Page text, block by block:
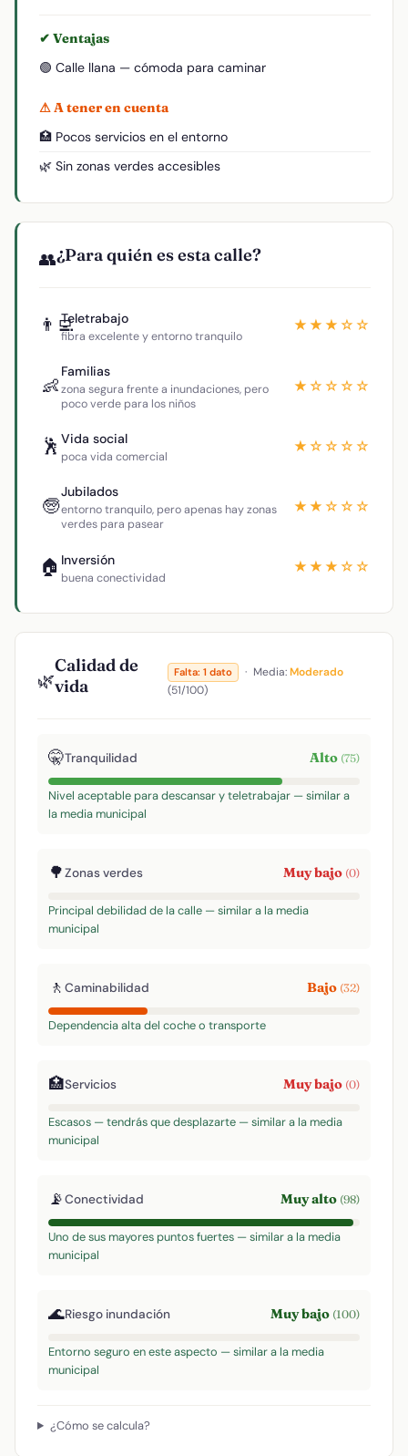
✔ Ventajas
🟢 Calle llana — cómoda para caminar
⚠ A tener en cuenta
🏥 Pocos servicios en el entorno
🌿 Sin zonas verdes accesibles
👥¿Para quién es esta calle?
👨‍💻Teletrabajo
fibra excelente y entorno tranquilo
★★★☆☆
👶
Familias
zona segura frente a inundaciones, pero
poco verde para los niños
★☆☆☆☆
🕺 Vida social
poca vida comercial
★☆☆☆☆
🧓
Jubilados
entorno tranquilo, pero apenas hay zonas
verdes para pasear
★★☆☆☆
🏠 Inversión
buena conectividad
★★★☆☆
🌿
Calidad de
vida
Falta: 1 dato · Media:Moderado
(51/100)
🤫Tranquilidad Alto (75)
Nivel aceptable para descansar y teletrabajar — similar a
la media municipal
🌳Zonas verdes Muy bajo (0)
Principal debilidad de la calle — similar a la media
municipal
🚶 Caminabilidad Bajo (32)
Dependencia alta del coche o transporte
🏥Servicios Muy bajo (0)
Escasos — tendrás que desplazarte — similar a la media
municipal
📡Conectividad Muy alto (98)
Uno de sus mayores puntos fuertes — similar a la media
municipal
🌊Riesgo inundación Muy bajo (100)
Entorno seguro en este aspecto — similar a la media
municipal
¿Cómo se calcula?